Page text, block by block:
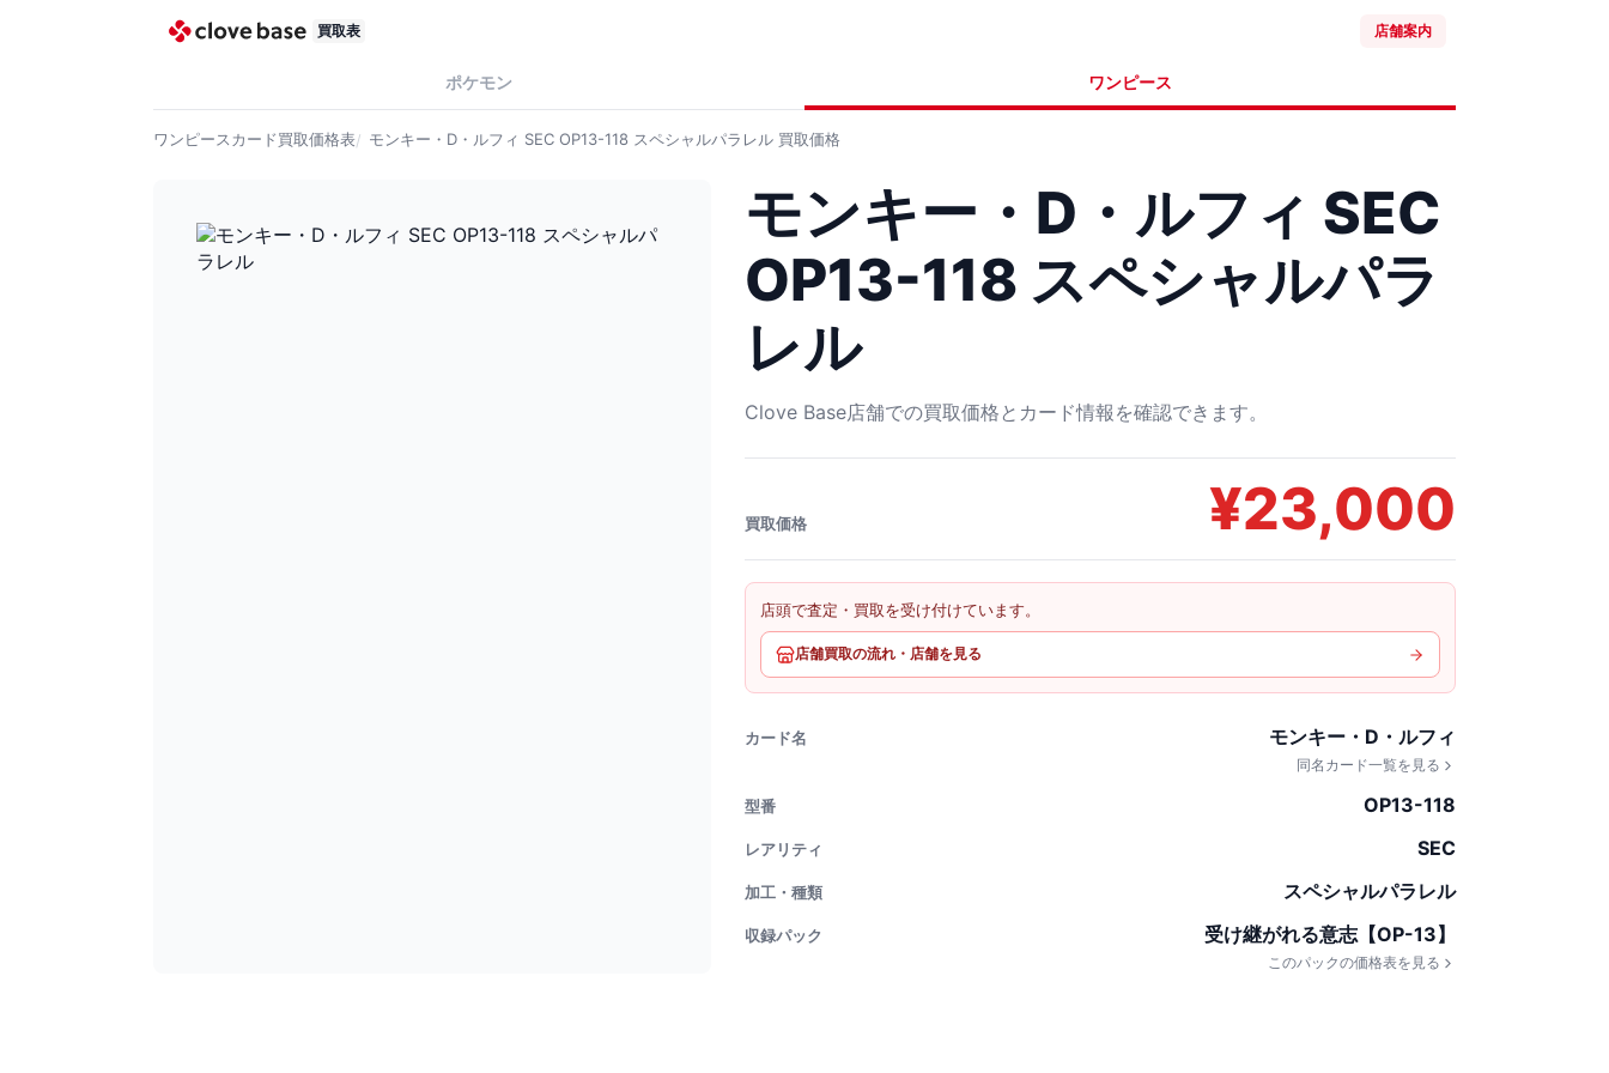
買取表 店舗案内
ポケモン ワンピース
ワンピースカード買取価格表 モンキー・D・ルフィ SEC OP13-118 スペシャルパラレル 買取価格
モンキー・D・ルフィ SEC
OP13-118 スペシャルパラ
レル
Clove Base店舗での買取価格とカード情報を確認できます。
買取価格 ¥23,000
店頭で査定・買取を受け付けています。
店舗買取の流れ・店舗を見る
カード名 モンキー・D・ルフィ
同名カード一覧を見る
型番 OP13-118
レアリティ SEC
加工・種類 スペシャルパラレル
収録パック 受け継がれる意志【OP-13】
このパックの価格表を見る